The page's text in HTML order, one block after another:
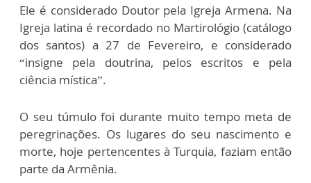
Ele é considerado Doutor pela Igreja Armena. Na
Igreja latina é recordado no Martirológio (catálogo
dos santos) a 27 de Fevereiro, e considerado
“insigne pela doutrina, pelos escritos e pela
ciência mística”.
O seu túmulo foi durante muito tempo meta de
peregrinações. Os lugares do seu nascimento e
morte, hoje pertencentes à Turquia, faziam então
parte da Armênia.